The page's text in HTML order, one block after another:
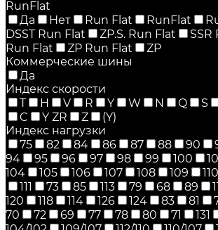
RunFlat
Да
Нет Run Flat RunFlat
DSST Run Flat
ZP.S. Run Flat SSR
Run Flat
ZP Run Flat
ZP
Коммерческие шины
Да
Индекс скорости
T
H V R Y W N Q S
C
Y ZR Z
(Y)
Индекс нагрузки
75
82 84 86 87 88 90
94
95 96 97 98 99 100
104
105 106 107 108 109 110
111
73 85 113 79 68 89
120
118 114 126 124 83 81
70
72 69 77 78 80 71 131